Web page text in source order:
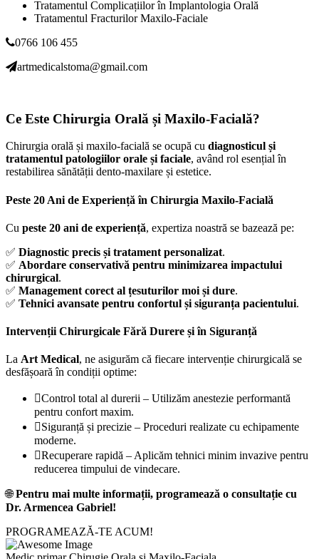
Tratamentul Complicațiilor în Implantologia Orală
Tratamentul Fracturilor Maxilo-Faciale
0766 106 455
artmedicalstoma@gmail.com
Ce Este Chirurgia Orală și Maxilo-Facială?
Chirurgia orală și maxilo-facială se ocupă cu diagnosticul și
tratamentul patologiilor orale și faciale, având rol esențial în
restabilirea sănătății dento-maxilare și estetice.
Peste 20 Ani de Experiență în Chirurgia Maxilo-Facială
Cu peste 20 ani de experiență, expertiza noastră se bazează pe:
✅ Diagnostic precis și tratament personalizat.
✅ Abordare conservativă pentru minimizarea impactului
chirurgical.
✅ Management corect al țesuturilor moi și dure.
✅ Tehnici avansate pentru confortul și siguranța pacientului.
Intervenții Chirurgicale Fără Durere și în Siguranță
La Art Medical, ne asigurăm că fiecare intervenție chirurgicală se
desfășoară în condiții optime:
Control total al durerii – Utilizăm anestezie performantă
pentru confort maxim.
Siguranță și precizie – Proceduri realizate cu echipamente
moderne.
Recuperare rapidă – Aplicăm tehnici minim invazive pentru
reducerea timpului de vindecare.
🌐Pentru mai multe informații, programează o consultație cu
Dr. Armencea Gabriel!
PROGRAMEAZĂ-TE ACUM!